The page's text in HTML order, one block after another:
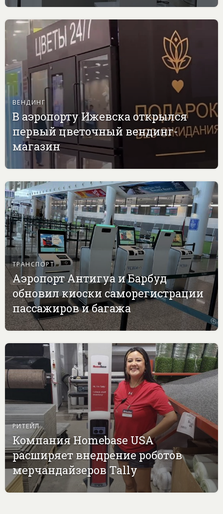
ВЕНДИНГ
В аэропорту Ижевска открылся
первый цветочный вендинг-
магазин
ТРАНСПОРТ
Аэропорт Антигуа и Барбуд
обновил киоски саморегистрации
пассажиров и багажа
РИТЕЙЛ
Компания Homebase USA
расширяет внедрение роботов
мерчандайзеров Tally